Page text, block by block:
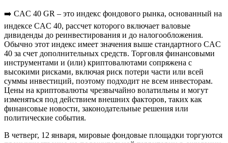
➡️ CAC 40 GR – это индекс фондового рынка, основанный на
индексе CAC 40, рассчет которого включает валовые
дивиденды до реинвестирования и до налогообложения.
Обычно этот индекс имеет значения выше стандартного CAC
40 за счет дополнительных средств. Торговля финансовыми
инструментами и (или) криптовалютами сопряжена с
высокими рисками, включая риск потери части или всей
суммы инвестиций, поэтому подходит не всем инвесторам.
Цены на криптовалюты чрезвычайно волатильны и могут
изменяться под действием внешних факторов, таких как
финансовые новости, законодательные решения или
политические события.
В четверг, 12 января, мировые фондовые площадки торгуются